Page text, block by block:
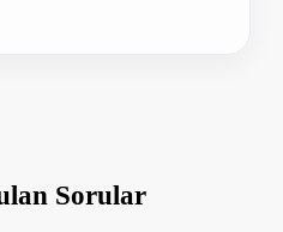
Sorular